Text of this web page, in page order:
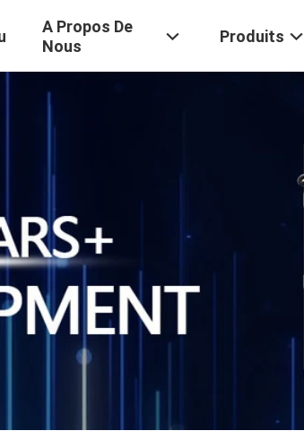
A Propos De
Nous
Produits